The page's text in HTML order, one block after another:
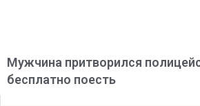
Мужчина притворился
бесплатно поесть